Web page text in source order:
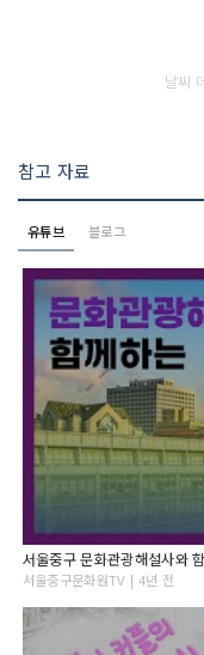
날씨
참고 자료
유튜브 블로그
서울중구 문화관광해설사와
서울중구문화원TV | 4년 전